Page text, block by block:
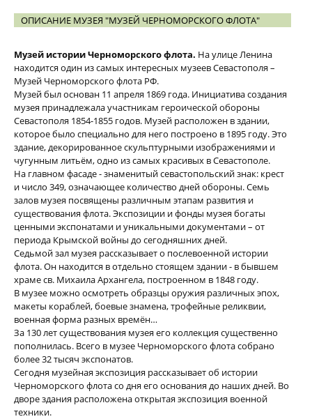
ОПИСАНИЕ МУЗЕЯ "МУЗЕЙ ЧЕРНОМОРСКОГО ФЛОТА"
Музей истории Черноморского флота. На улице Ленина
находится один из самых интересных музеев Севастополя –
Музей Черноморского флота РФ.
Музей был основан 11 апреля 1869 года. Инициатива создания
музея принадлежала участникам героической обороны
Севастополя 1854-1855 годов. Музей расположен в здании,
которое было специально для него построено в 1895 году. Это
здание, декорированное скульптурными изображениями и
чугунным литьём, одно из самых красивых в Севастополе.
На главном фасаде - знаменитый севастопольский знак: крест
и число 349, означающее количество дней обороны. Семь
залов музея посвящены различным этапам развития и
существования флота. Экспозиции и фонды музея богаты
ценными экспонатами и уникальными документами – от
периода Крымской войны до сегодняшних дней.
Седьмой зал музея рассказывает о послевоенной истории
флота. Он находится в отдельно стоящем здании - в бывшем
храме св. Михаила Архангела, построенном в 1848 году.
В музее можно осмотреть образцы оружия различных эпох,
макеты кораблей, боевые знамена, трофейные реликвии,
военная форма разных времён…
За 130 лет существования музея его коллекция существенно
пополнилась. Всего в музее Черноморского флота собрано
более 32 тысяч экспонатов.
Сегодня музейная экспозиция рассказывает об истории
Черноморского флота со дня его основания до наших дней. Во
дворе здания расположена открытая экспозиция военной
техники.